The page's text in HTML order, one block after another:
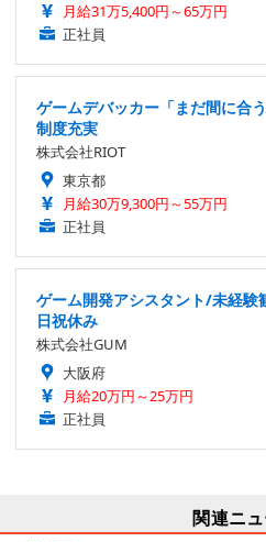
月給31万5,400円～65万円
正社員
ゲームデバッカー「まだ間に合
制度充実
株式会社RIOT
東京都
月給30万9,300円～55万円
正社員
ゲーム開発アシスタント/未経
日祝休み
株式会社GUM
大阪府
月給20万円～25万円
正社員
関連ニュ